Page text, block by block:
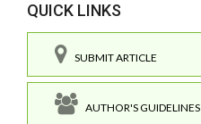
QUICK LINKS
SUBMIT ARTICLE
AUTHOR'S GUIDELINES